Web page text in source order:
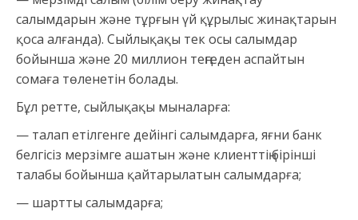
салымдарын және тұрғын үй құрылыс жинақтарын
қоса алғанда). Сыйлықақы тек осы салымдар
бойынша және 20 миллион теңгеден аспайтын
сомаға төленетін болады.
Бұл ретте, сыйлықақы мыналарға:
— талап етілгенге дейінгі салымдарға, яғни банк
белгісіз мерзімге ашатын және клиенттің бірінші
талабы бойынша қайтарылатын салымдарға;
— шартты салымдарға;